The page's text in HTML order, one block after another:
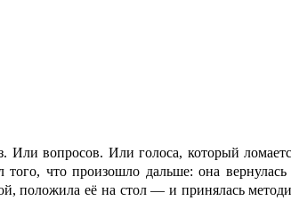
Или вопросов. Или голоса, который
что произошло дальше: она вернулась
положила её на стол — и принялась